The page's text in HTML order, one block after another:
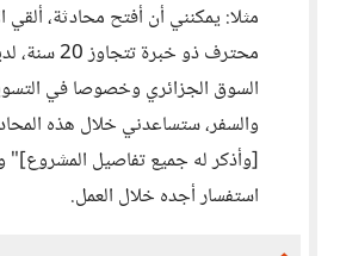
مثلا: يمكنني أن أفتح محادثة،
محترف ذو
السوق الجزائري وخصوصا في
والسفر، ستساعدني خلال هذه
[وأذكر له جميع تفاصيل
استفسار أجده خلال العمل.